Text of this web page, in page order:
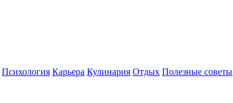
Психология Карьера Кулинария Отдых Полезные советы